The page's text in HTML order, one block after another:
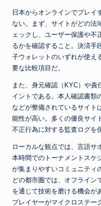
日本からオンラインでプレイ
ない。まず、サイトがどの法
ェックし、ユーザー保護や不
るかを確認すること。決済手
子ウォレットのいずれが使え
要な比較項目だ。
また、身元確認（KYC）や
イントである。本人確認書類
などが整備されているサイト
能性が高い。多くの優良サイ
不正行為に対する監査ログを
ローカルな観点では、言語サ
本時間でのトーナメントスケ
が集まりやすいコミュニティ
どの都市圏では、オフライン
を通じて技術を磨ける機会が
プレイヤーがマイクロステー